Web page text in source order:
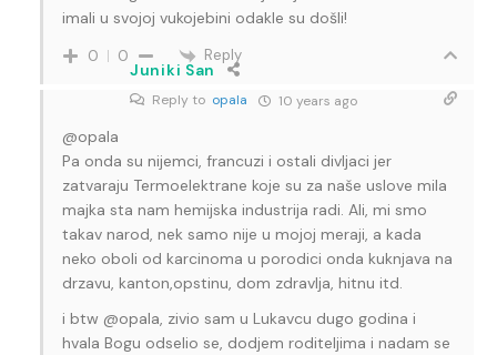
imali u svojoj vukojebini odakle su došli!
0 0 Reply
Juniki San
Reply to opala 10 years ago
@opala
Pa onda su nijemci, francuzi i ostali divljaci jer
zatvaraju Termoelektrane koje su za naše uslove mila
majka sta nam hemijska industrija radi. Ali, mi smo
takav narod, nek samo nije u mojoj meraji, a kada
neko oboli od karcinoma u porodici onda kuknjava na
drzavu, kanton,opstinu, dom zdravlja, hitnu itd.
i btw @opala, zivio sam u Lukavcu dugo godina i
hvala Bogu odselio se, dodjem roditeljima i nadam se